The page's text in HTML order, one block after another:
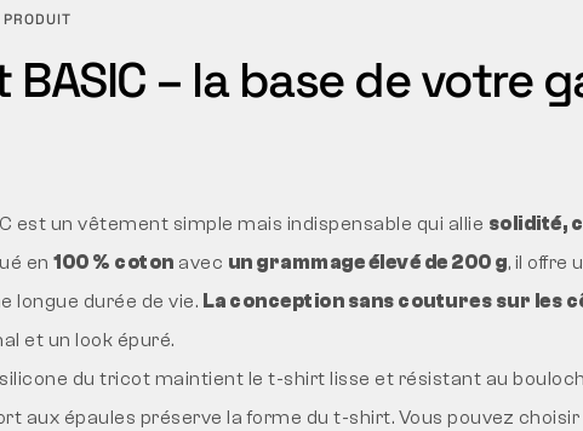
BASIC – la base de votre
est un vêtement simple mais indispensable qui allie solidité,
en 100 % coton avec un grammage élevé de 200 g, il offre
longue durée de vie. La conception sans coutures sur les
et un look épuré.
du tricot maintient le t-shirt lisse et résistant au
aux épaules préserve la forme du t-shirt. Vous pouvez